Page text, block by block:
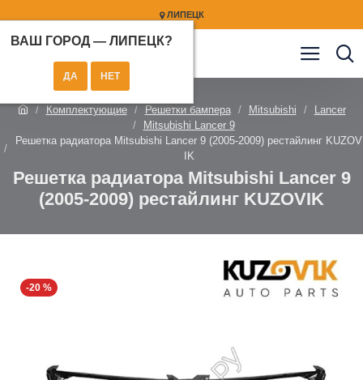
ЛИПЕЦК
ВАШ ГОРОД — ЛИПЕЦК?
Комплектующие Решетки бампера Mitsubishi
Lancer
Mitsubishi Lancer 9
Решетка радиатора Mitsubishi Lancer 9 (2005-2009) рестайлинг KUZOV
IK
Решетка радиатора Mitsubishi Lancer 9
(2005-2009) рестайлинг KUZOVIK
-20 %